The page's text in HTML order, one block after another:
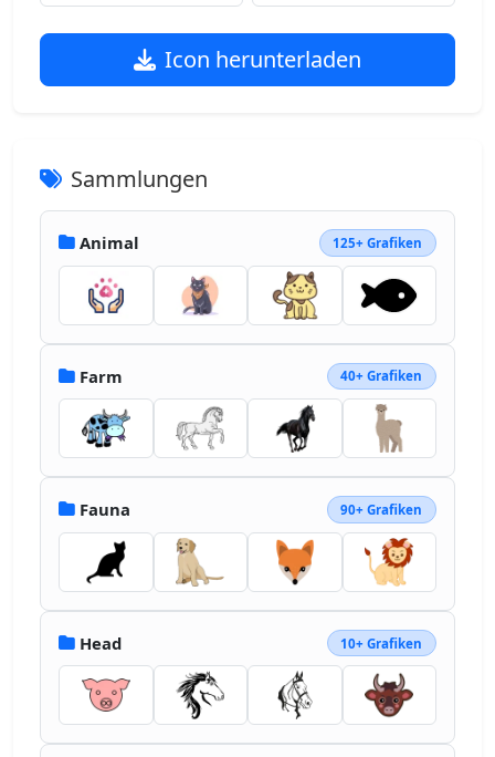
Icon herunterladen
Sammlungen
Animal 125+ Grafiken
Farm 40+ Grafiken
Fauna 90+ Grafiken
Head 10+ Grafiken